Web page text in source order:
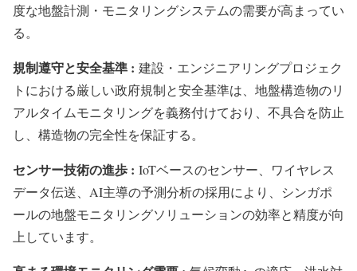
度な地盤計測・モニタリングシステムの需要が高まってい
る。
規制遵守と安全基準 : 建設・エンジニアリングプロジェク
トにおける厳しい政府規制と安全基準は、地盤構造物のリ
アルタイムモニタリングを義務付けており、不具合を防止
し、構造物の完全性を保証する。
センサー技術の進歩 : IoTベースのセンサー、ワイヤレス
データ伝送、AI主導の予測分析の採用により、シンガポ
ールの地盤モニタリングソリューションの効率と精度が向
上しています。